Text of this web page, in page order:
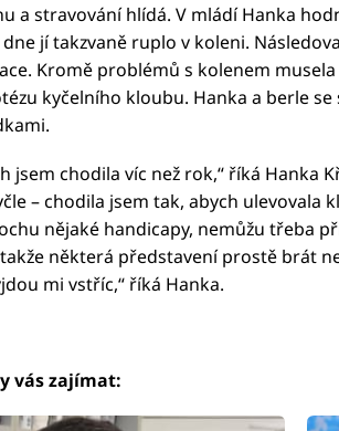
a stravování hlídá. V mládí Hanka
jí takzvaně ruplo v koleni.
Kromě problémů s kolenem
kyčelního kloubu. Hanka a berle
jsem chodila víc než rok,“ říká Hanka
– chodila jsem tak, abych ulevovala
nějaké handicapy, nemůžu třeba
některá představení prostě brát
mi vstříc,“ říká Hanka.
vás zajímat: